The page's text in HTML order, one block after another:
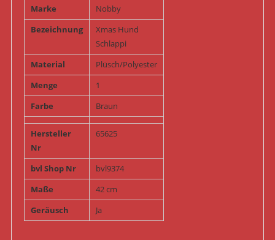
Marke
Nobby
Bezeichnung
Xmas Hund
Schlappi
Material
Plüsch/Polyester
Menge
1
Farbe
Braun
Hersteller
Nr
65625
bvl Shop Nr
bvl9374
Maße
42 cm
Geräusch
Ja